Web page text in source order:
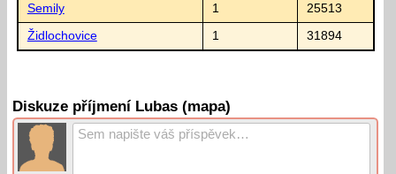
Semily 1 25513
Židlochovice 1 31894
Diskuze příjmení Lubas (mapa)